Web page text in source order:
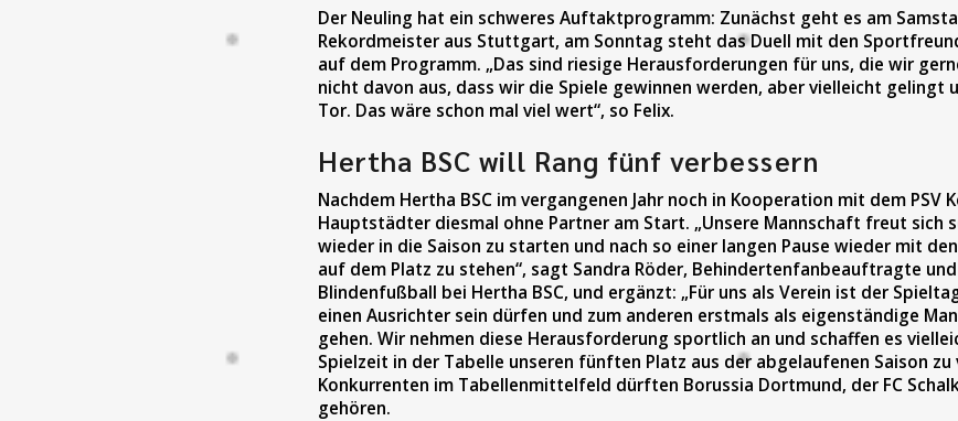
Der Neuling hat ein schweres Auftaktprogramm: Zunächst geht es am
Rekordmeister aus Stuttgart, am Sonntag steht das Duell mit den
auf dem Programm. „Das sind riesige Herausforderungen für uns, die wir
nicht davon aus, dass wir die Spiele gewinnen werden, aber vielleicht gelingt
Tor. Das wäre schon mal viel wert“, so Felix.
Hertha BSC will Rang fünf verbessern
Nachdem Hertha BSC im vergangenen Jahr noch in Kooperation mit dem PSV
Hauptstädter diesmal ohne Partner am Start. „Unsere Mannschaft freut sich
wieder in die Saison zu starten und nach so einer langen Pause wieder mit
auf dem Platz zu stehen“, sagt Sandra Röder, Behindertenfanbeauftragte
Blindenfußball bei Hertha BSC, und ergänzt: „Für uns als Verein ist der
einen Ausrichter sein dürfen und zum anderen erstmals als eigenständige
gehen. Wir nehmen diese Herausforderung sportlich an und schaffen es
Spielzeit in der Tabelle unseren fünften Platz aus der abgelaufenen Saison zu
Konkurrenten im Tabellenmittelfeld dürften Borussia Dortmund, der FC
gehören.